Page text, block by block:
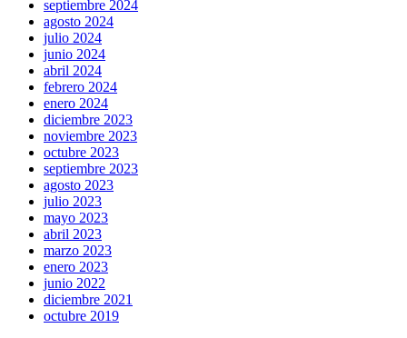
septiembre 2024
agosto 2024
julio 2024
junio 2024
abril 2024
febrero 2024
enero 2024
diciembre 2023
noviembre 2023
octubre 2023
septiembre 2023
agosto 2023
julio 2023
mayo 2023
abril 2023
marzo 2023
enero 2023
junio 2022
diciembre 2021
octubre 2019